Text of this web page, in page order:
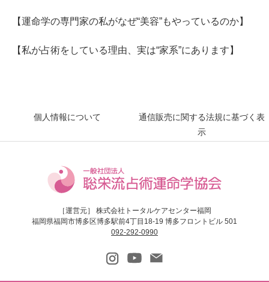
【運命学の専門家の私がなぜ“美容”もやっているのか】
【私が占術をしている理由、実は“家系”にあります】
個人情報について
通信販売に関する法規に基づく表
示
［運営元］ 株式会社トータルケアセンター福岡
福岡県福岡市博多区博多駅前4丁目18-19 博多フロントビル 501
092-292-0990